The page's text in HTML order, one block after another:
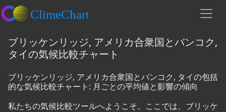
ブリッケンリッジ, アメリカ合衆国とバンコク,
タイの気候比較チャート
ブリッケンリッジ, アメリカ合衆国とバンコク, タイの包括
的な気候比較チャート: 月ごとの平均値と影響の傾向
私たちの気候比較ツールへようこそ。ここでは、ブリッケ